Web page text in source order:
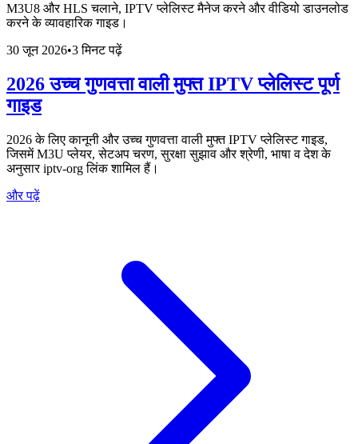
M3U8 और HLS चलाने, IPTV प्लेलिस्ट मैनेज करने और वीडियो डाउनलोड
करने के व्यावहारिक गाइड।
30 जून 2026•3 मिनट पढ़ें
2026 उच्च गुणवत्ता वाली मुफ्त IPTV प्लेलिस्ट पूर्ण
गाइड
2026 के लिए कानूनी और उच्च गुणवत्ता वाली मुफ्त IPTV प्लेलिस्ट गाइड,
जिसमें M3U प्लेयर, सेटअप चरण, सुरक्षा सुझाव और श्रेणी, भाषा व देश के
अनुसार iptv-org लिंक शामिल हैं।
और पढ़ें